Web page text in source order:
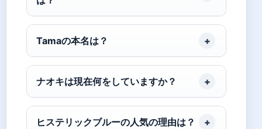
Tamaの本名は？
ナオキは現在何をしていますか？
ヒステリックブルーの人気の理由は？